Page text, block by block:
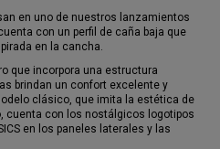
en uno de nuestros lanzamientos
con un perfil de caña baja que
en la cancha.
que incorpora una estructura
brindan un confort excelente y
clásico, que imita la estética de
cuenta con los nostálgicos logotipos
en los paneles laterales y las